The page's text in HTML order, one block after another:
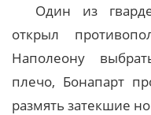
Один из
открыл
Наполеону
плечо, Бонапарт
размять затекшие